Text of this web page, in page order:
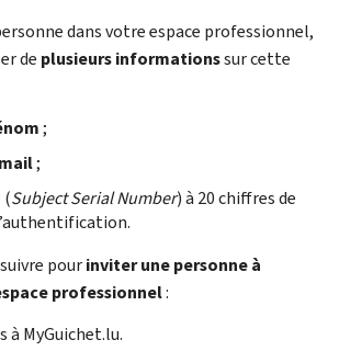
dans votre espace professionnel,
de plusieurs informationssur cette
;
;
(Subject Serial Number) à 20 chiffres de
pourinviter une personne à
professionnel:
à MyGuichet.lu.